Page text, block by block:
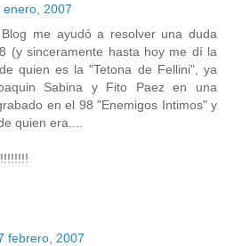
enero, 2007
me ayudó a resolver una duda
(y sinceramente hasta hoy me dí la
quien es la "Tetona de Fellini", ya
Sabina y Fito Paez en una
en el 98 "Enemigos Intimos" y
quien era....
febrero, 2007